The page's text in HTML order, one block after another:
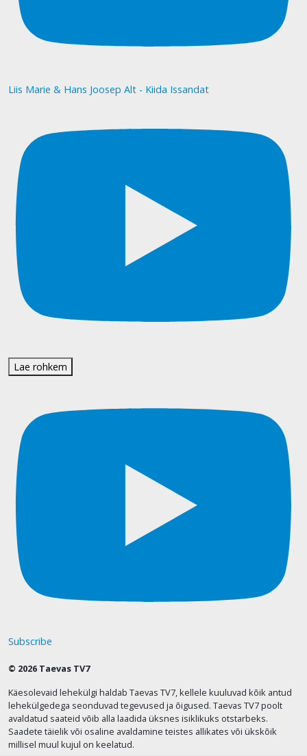
Liis Marie & Hans Joosep Alt - Kiida Issandat
Lae rohkem
Subscribe
© 2026 Taevas TV7
Käesolevaid lehekülgi haldab Taevas TV7, kellele kuuluvad kõik antud
lehekülgedega seonduvad tegevused ja õigused. Taevas TV7 poolt
avaldatud saateid võib alla laadida üksnes isiklikuks otstarbeks.
Saadete täielik või osaline avaldamine teistes allikates või ükskõik
millisel muul kujul on keelatud.